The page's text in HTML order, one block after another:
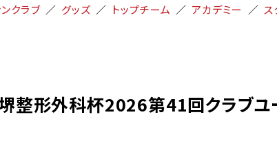
クラブ グッズ トップチーム アカデミー ス
整形外科杯2026第41回クラブユ